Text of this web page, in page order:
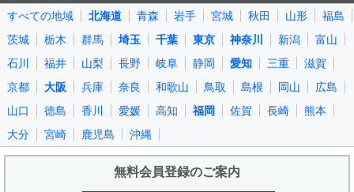
すべての地域 北海道 青森 岩手 宮城 秋田 山形
福島
茨城
栃木 群馬 埼玉 千葉 東京 神奈川 新潟
富山
石川
福井 山梨 長野 岐阜 静岡 愛知 三重
滋賀
京都
大阪 兵庫 奈良 和歌山 鳥取 島根 岡山
広島
山口
徳島 香川 愛媛 高知 福岡 佐賀 長崎
熊本
大分
宮崎 鹿児島 沖縄
無料会員登録のご案内